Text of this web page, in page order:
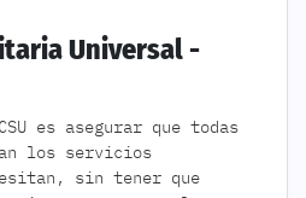
Universal -
es asegurar que todas
los servicios
sin tener que